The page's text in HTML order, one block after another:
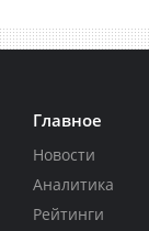
Главное
Новости
Аналитика
Рейтинги